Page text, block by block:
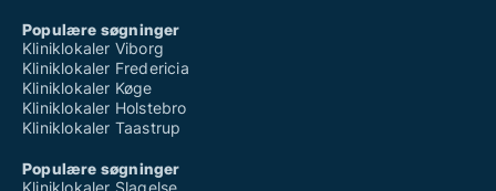
Populære søgninger
Kliniklokaler Viborg
Kliniklokaler Fredericia
Kliniklokaler Køge
Kliniklokaler Holstebro
Kliniklokaler Taastrup
Populære søgninger